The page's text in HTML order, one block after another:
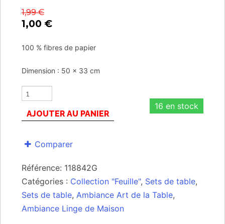
1,99€
1,00 €
100 % fibres de papier
Dimension : 50 x 33 cm
16 en stock
AJOUTER AU PANIER
Comparer
Référence: 118842G
Catégories : Collection "Feuille", Sets de table,
Sets de table, Ambiance Art de la Table,
Ambiance Linge de Maison